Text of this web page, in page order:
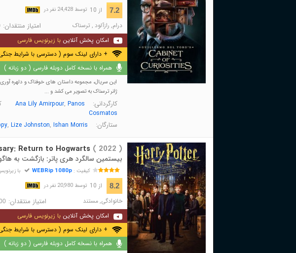
7.2 از 10 توسط 24,428 نفر در
درام, رازآلود , ترسناک امتیاز منتقدان:
امکان پخش آنلاین با زیرنویس فارسی
+ دارای لینک سوم ( دسترسی با شرایط
همراه با نسخه کامل دوبله فارسی ( دو زبانه )
این سریال، مجموعه داستان های خوفناک و دلهره
ژانر ترسناک به تصویر می کشد و ...
کارگردانی: Ana Lily Amirpour, Panos
Cosmatos
ستارگان: , Lize Johnston, Ishan Morris
Return to Hogwarts ( 2022 )
بیستمین سالگرد هری پاتر: بازگشت به
کیفیت :WEBRip 1080p با
8.2 از 10 توسط 20,980 نفر در
خانوادگی,مستند امتیاز منتقدان:
امکان پخش آنلاین با زیرنویس فارسی
+ دارای لینک سوم ( دسترسی با شرایط
همراه با نسخه کامل دوبله فارسی ( دو زبانه )